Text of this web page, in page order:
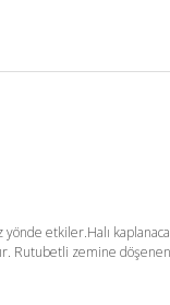
etkiler.Halı
Rutubetli zemine